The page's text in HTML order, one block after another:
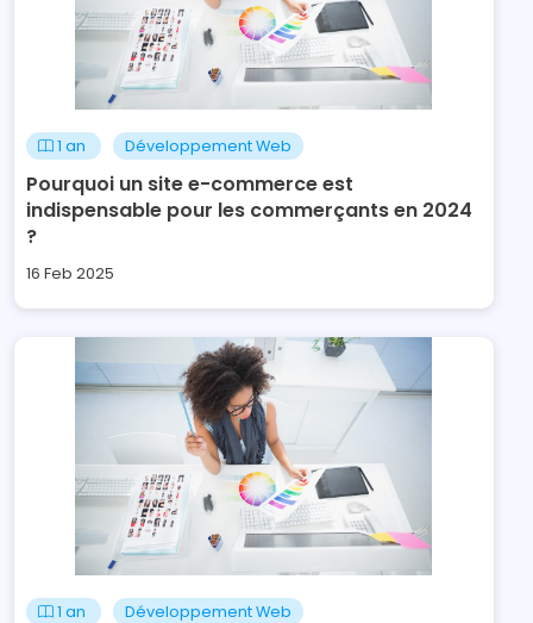
1 an Développement Web
Pourquoi un site e-commerce est
indispensable pour les commerçants en 2024
?
16 Feb 2025
1 an Développement Web